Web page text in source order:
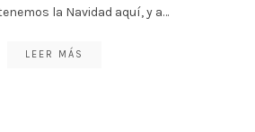
la Navidad aquí, y a…
LEER MÁS